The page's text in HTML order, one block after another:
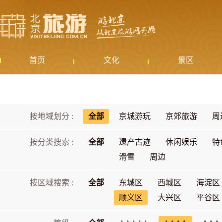
首页 文化 景区
按地域划分 : 全部 京城游玩 京郊旅游 周
按分类搜索 : 全部 遗产古迹 休闲娱乐
特
滑雪
周边
按区域搜索 : 全部 东城区 西城区
海淀区
顺义区
大兴区 平谷区